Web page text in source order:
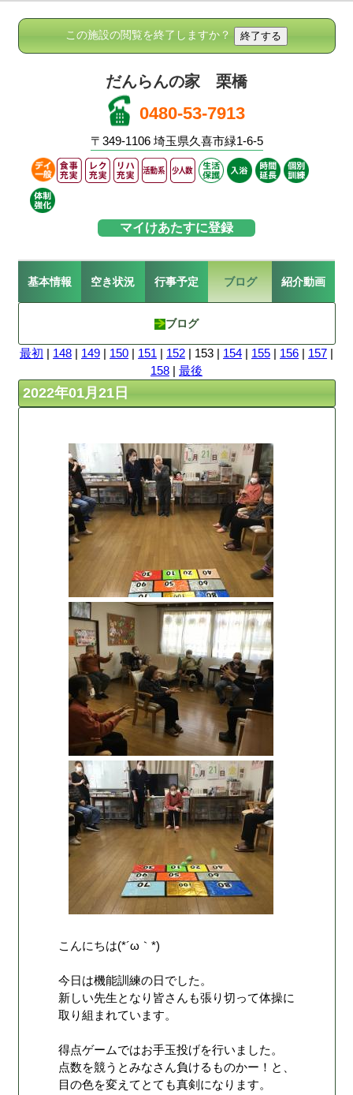
この施設の閲覧を終了しますか？
だんらんの家 栗橋
0480-53-7913
〒349-1106 埼玉県久喜市緑1-6-5
マイけあたすに登録
基本情報 空き状況 行事予定 ブログ 紹介動画
ブログ
最初 | 148 | 149 | 150 | 151 | 152 | 153 | 154 | 155 | 156 | 157 |
158 | 最後
2022年01月21日
こんにちは(*´ω｀*)
今日は機能訓練の日でした。
新しい先生となり皆さんも張り切って体操に
取り組まれています。
得点ゲームではお手玉投げを行いました。
点数を競うとみなさん負けるものかー！と、
目の色を変えてとても真剣になります。